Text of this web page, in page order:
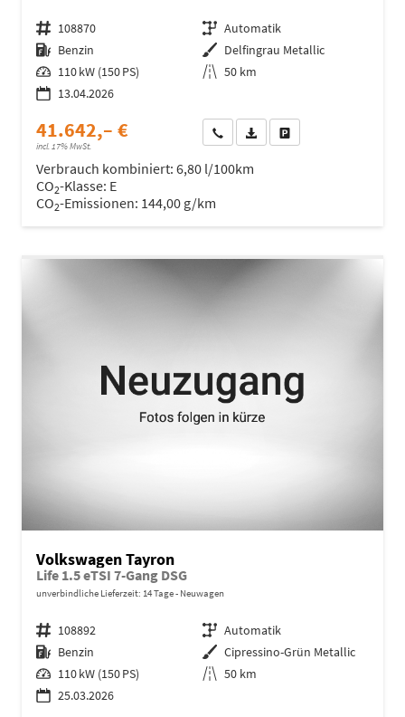
Fahrzeugnr. 108870 Getriebe Automatik
Kraftstoff Benzin Außenfarbe Delfingrau Metallic
Leistung 110 kW (150 PS) Kilometerstand 50 km
13.04.2026
41.642,– €
incl. 17% MwSt.
Wir rufen Sie anFahrzeugexposé (PDF)
Verbrauch kombiniert: 6,80 l/100km
CO2-Klasse: E
CO2-Emissionen: 144,00 g/km
Volkswagen Tayron
Life 1.5 eTSI 7-Gang DSG
unverbindliche Lieferzeit: 14 Tage Neuwagen
Fahrzeugnr. 108892 Getriebe Automatik
Kraftstoff Benzin Außenfarbe Cipressino-Grün Metallic
Leistung 110 kW (150 PS) Kilometerstand 50 km
25.03.2026